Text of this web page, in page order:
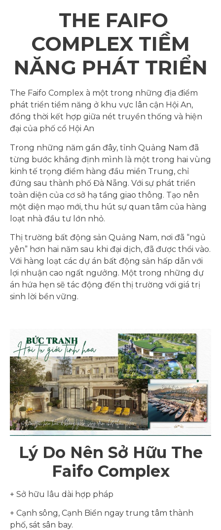
THE FAIFO
COMPLEX TIỀM
NĂNG PHÁT TRIỂN
The Faifo Complex à một trong những địa điểm
phát triển tiềm năng ở khu vực lân cận Hội An,
đồng thời kết hợp giữa nét truyền thống và hiện
đại của phố cổ Hội An
Trong những năm gần đây, tỉnh Quảng Nam đã
từng bước khẳng định mình là một trong hai vùng
kinh tế trọng điểm hàng đầu miền Trung, chỉ
đứng sau thành phố Đà Nẵng. Với sự phát triển
toàn diện của cơ sở hạ tầng giao thông. Tạo nên
một diện mạo mới, thu hút sự quan tâm của hàng
loạt nhà đầu tư lớn nhỏ.
Thị trường bất động sản Quảng Nam, nơi đã “ngủ
yên” hơn hai năm sau khi đại dịch, đã được thổi vào.
Với hàng loạt các dự án bất động sản hấp dẫn với
lợi nhuận cao ngất ngưởng. Một trong những dự
án hứa hẹn sẽ tác động đến thị trường với giá trị
sinh lời bền vững.
Lý Do Nên Sở Hữu The
Faifo Complex
+ Sở hữu lâu dài hợp pháp
+ Cạnh sông, Cạnh Biển ngay trung tâm thành
phố, sát sân bay.